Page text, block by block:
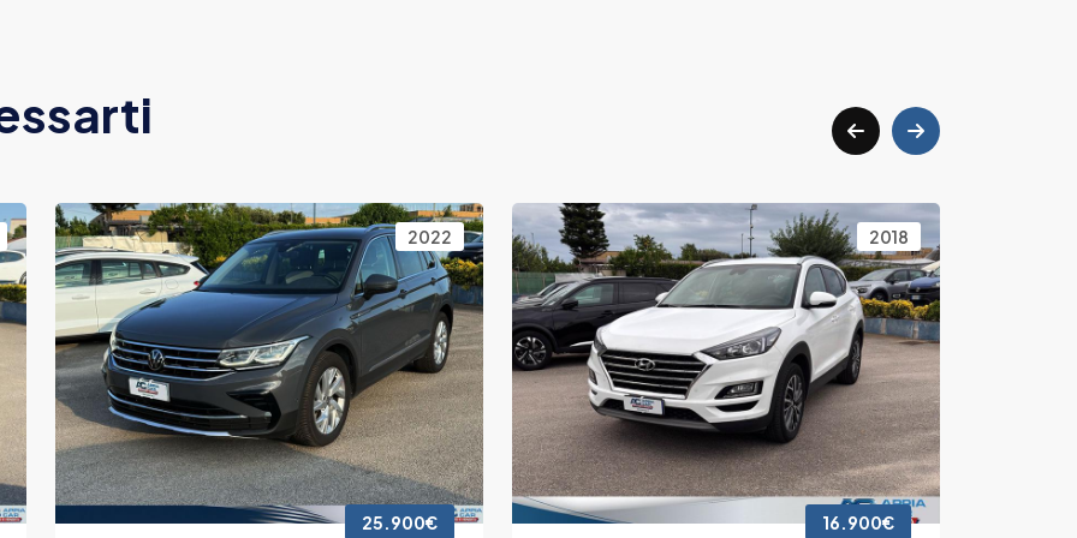
2022
25.900€
2018
16.900€